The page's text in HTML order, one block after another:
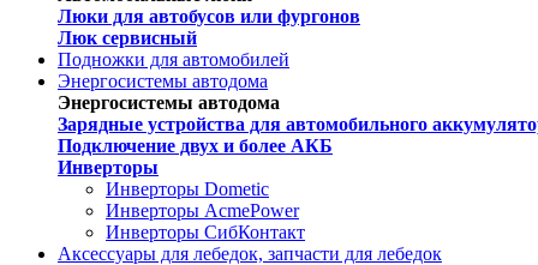
Люки для автобусов или фургонов
Люк сервисный
Подножки для автомобилей
Энергосистемы автодома
Энергосистемы автодома
Зарядные устройства для автомобильного
Подключение двух и более АКБ
Инверторы
Инверторы Dometic
Инверторы AcmePower
Инверторы СибКонтакт
Аксессуары для лебедок, запчасти для лебедок